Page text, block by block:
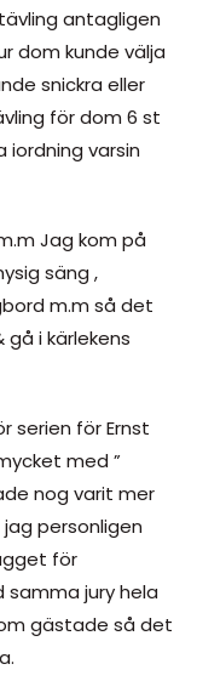
antagligen
dom kunde välja
snickra eller
för dom 6 st
iordning varsin
Jag kom på
säng ,
m.m så det
i kärlekens
serien för Ernst
med ”
nog varit mer
personligen
för
jury hela
gästade så det